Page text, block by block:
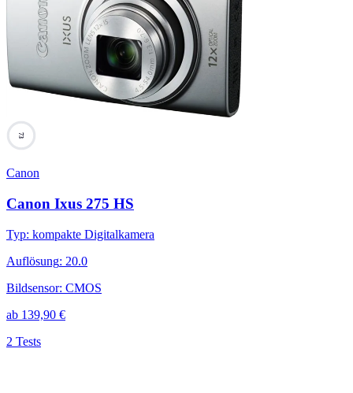
73
Canon
Canon Ixus 275 HS
Typ: kompakte Digitalkamera
Auflösung: 20.0
Bildsensor: CMOS
ab 139,90 €
2 Tests